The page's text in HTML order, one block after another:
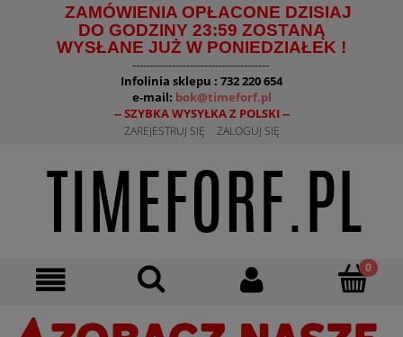
ZAMÓWIENIA OPŁACONE DZISIAJ
DO GODZINY 23:59 ZOSTANĄ
WYSŁANE JUŻ W PONIEDZIAŁEK !
--------------------------------------
Infolinia sklepu : 732 220 654
e-mail: bok@timeforf.pl
-- SZYBKA WYSYŁKA Z POLSKI --
ZAREJESTRUJ SIĘ ZALOGUJ SIĘ